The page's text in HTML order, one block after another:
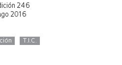
246
2016
T.I.C.